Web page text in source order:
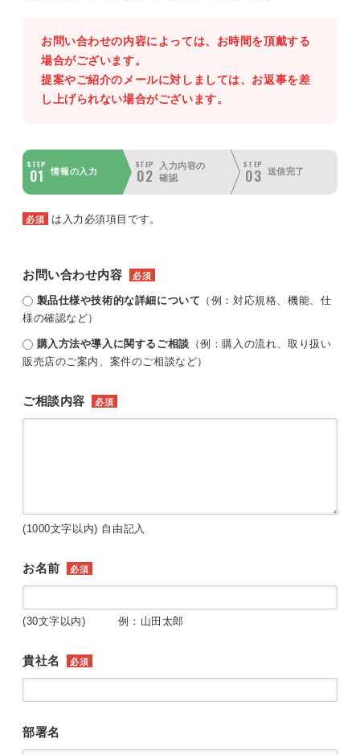
お問い合わせの内容によっては、お時間を頂戴する
場合がございます。
提案やご紹介のメールに対しましては、お返事を差
し上げられない場合がございます。
STEP
01 情報の入力
STEP
02
入力内容の
確認
STEP
03 送信完了
必須 は入力必須項目です。
お問い合わせ内容 必須
製品仕様や技術的な詳細について （例：対応規格、機能、仕
様の確認など）
購入方法や導入に関するご相談 （例：購入の流れ、取り扱い
販売店のご案内、案件のご相談など）
ご相談内容 必須
(1000文字以内) 自由記入
お名前 必須
(30文字以内) 例：山田太郎
貴社名 必須
部署名